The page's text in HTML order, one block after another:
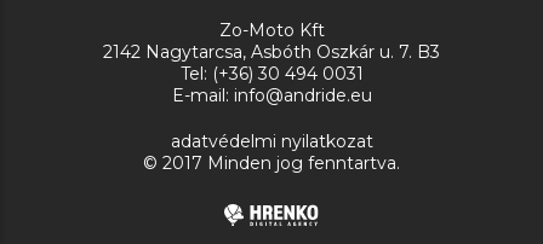
Zo-Moto Kft
2142 Nagytarcsa, Asbóth Oszkár u. 7. B3
Tel: (+36) 30 494 0031
E-mail: info@andride.eu
adatvédelmi nyilatkozat
© 2017 Minden jog fenntartva.